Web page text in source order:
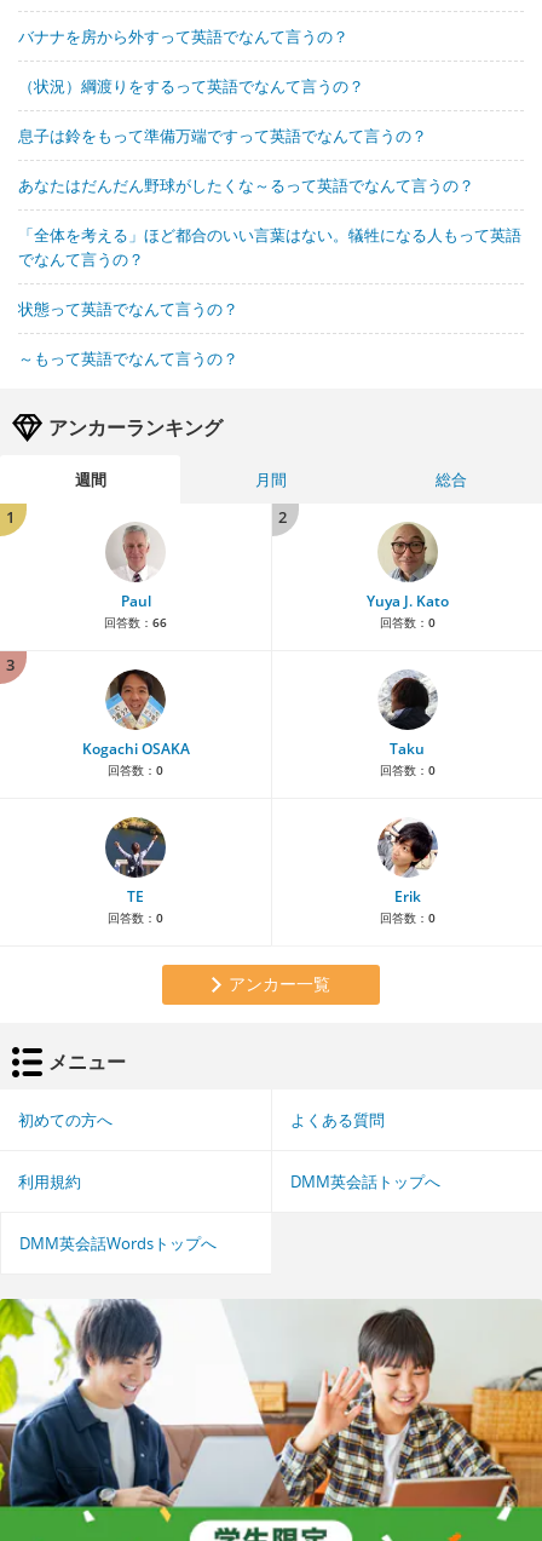
バナナを房から外すって英語でなんて言うの？
（状況）綱渡りをするって英語でなんて言うの？
息子は鈴をもって準備万端ですって英語でなんて言うの？
あなたはだんだん野球がしたくな～るって英語でなんて言うの？
「全体を考える」ほど都合のいい言葉はない。犠牲になる人もって英語
でなんて言うの？
状態って英語でなんて言うの？
～もって英語でなんて言うの？
アンカーランキング
週間 月間
総合
1
Paul
回答数： 66
2
Yuya J. Kato
回答数： 0
3
Kogachi OSAKA
回答数： 0
Taku
回答数： 0
TE
回答数： 0
Erik
回答数： 0
アンカー一覧
メニュー
初めての方へ よくある質問
利用規約 DMM英会話トップへ
DMM英会話Wordsトップへ